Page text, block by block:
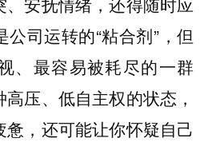
司运转的“粘合剂”，但
、最容易被耗尽的一群
压、低自主权的状态，
，还可能让你怀疑自己